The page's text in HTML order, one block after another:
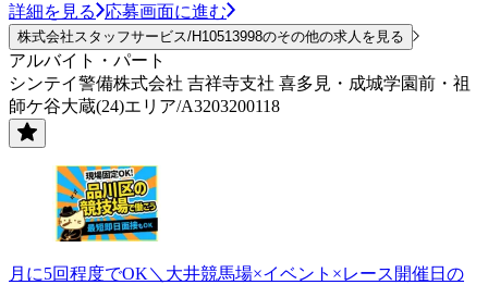
詳細を見る 応募画面に進む
株式会社スタッフサービス/H10513998のその他の求人を見る
アルバイト・パート
シンテイ警備株式会社 吉祥寺支社 喜多見・成城学園前・祖
師ケ谷大蔵(24)エリア/A3203200118
月に5回程度でOK＼大井競馬場×イベント×レース開催日の